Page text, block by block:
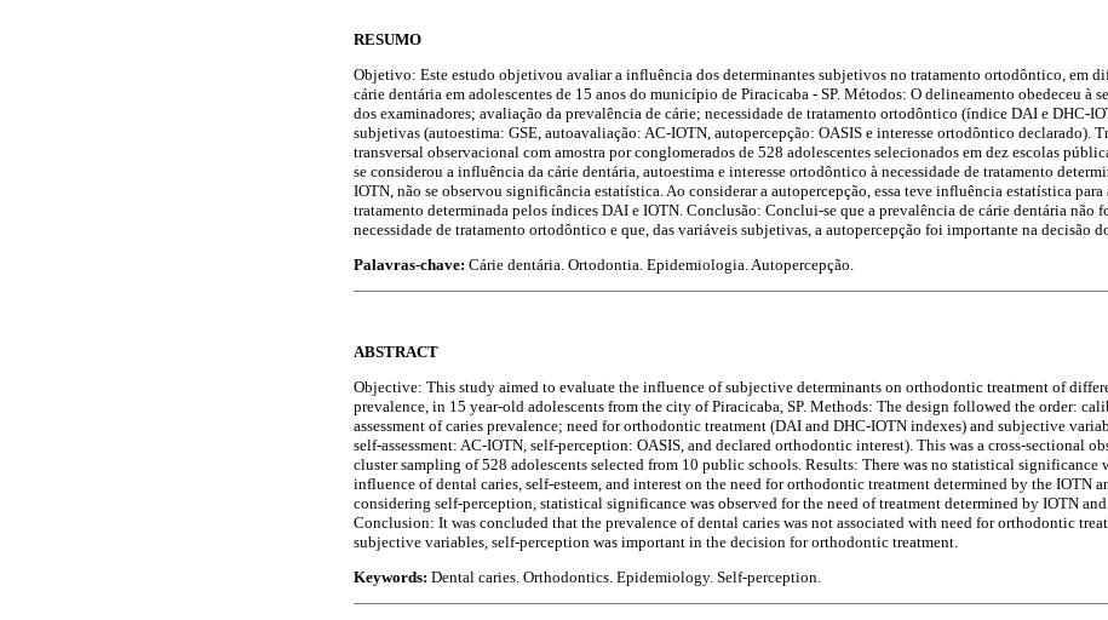
RESUMO
Objetivo: Este estudo objetivou avaliar a influência dos determinantes subjetivos no tratamento ortodôntico, em
cárie dentária em adolescentes de 15 anos do município de Piracicaba - SP. Métodos: O delineamento obedeceu à
dos examinadores; avaliação da prevalência de cárie; necessidade de tratamento ortodôntico (índice DAI e DHC-
subjetivas (autoestima: GSE, autoavaliação: AC-IOTN, autopercepção: OASIS e interesse ortodôntico declarado).
transversal observacional com amostra por conglomerados de 528 adolescentes selecionados em dez escolas
se considerou a influência da cárie dentária, autoestima e interesse ortodôntico à necessidade de tratamento
IOTN, não se observou significância estatística. Ao considerar a autopercepção, essa teve influência estatística para
tratamento determinada pelos índices DAI e IOTN. Conclusão: Conclui-se que a prevalência de cárie dentária não
necessidade de tratamento ortodôntico e que, das variáveis subjetivas, a autopercepção foi importante na decisão
Palavras-chave: Cárie dentária. Ortodontia. Epidemiologia. Autopercepção.
ABSTRACT
Objective: This study aimed to evaluate the influence of subjective determinants on orthodontic treatment of
prevalence, in 15 year-old adolescents from the city of Piracicaba, SP. Methods: The design followed the order:
assessment of caries prevalence; need for orthodontic treatment (DAI and DHC-IOTN indexes) and subjective
self-assessment: AC-IOTN, self-perception: OASIS, and declared orthodontic interest). This was a cross-sectional
cluster sampling of 528 adolescents selected from 10 public schools. Results: There was no statistical significance
influence of dental caries, self-esteem, and interest on the need for orthodontic treatment determined by the IOTN
considering self-perception, statistical significance was observed for the need of treatment determined by IOTN
Conclusion: It was concluded that the prevalence of dental caries was not associated with need for orthodontic
subjective variables, self-perception was important in the decision for orthodontic treatment.
Keywords: Dental caries. Orthodontics. Epidemiology. Self-perception.